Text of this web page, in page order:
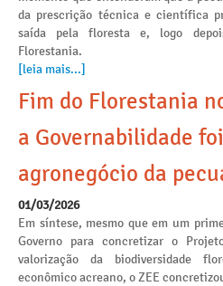
da prescrição técnica e científica
saída pela floresta e, logo
Florestania.
[leia mais...]
Fim do Florestania
a Governabilidade
agronegócio da
01/03/2026
Em síntese, mesmo que em um
Governo para concretizar o
valorização da biodiversidade
econômico acreano, o ZEE